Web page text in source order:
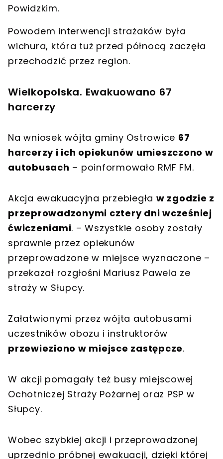
Powidzkim.
Powodem interwencji strażaków była
wichura, która tuż przed północą zaczęła
przechodzić przez region.
Wielkopolska. Ewakuowano 67
harcerzy
Na wniosek wójta gminy Ostrowice 67
harcerzy i ich opiekunów umieszczono w
autobusach – poinformowało RMF FM.
Akcja ewakuacyjna przebiegła w zgodzie z
przeprowadzonymi cztery dni wcześniej
ćwiczeniami. – Wszystkie osoby zostały
sprawnie przez opiekunów
przeprowadzone w miejsce wyznaczone –
przekazał rozgłośni Mariusz Pawela ze
straży w Słupcy.
Załatwionymi przez wójta autobusami
uczestników obozu i instruktorów
przewieziono w miejsce zastępcze.
W akcji pomagały też busy miejscowej
Ochotniczej Straży Pożarnej oraz PSP w
Słupcy.
Wobec szybkiej akcji i przeprowadzonej
uprzednio próbnej ewakuacji, dzięki której